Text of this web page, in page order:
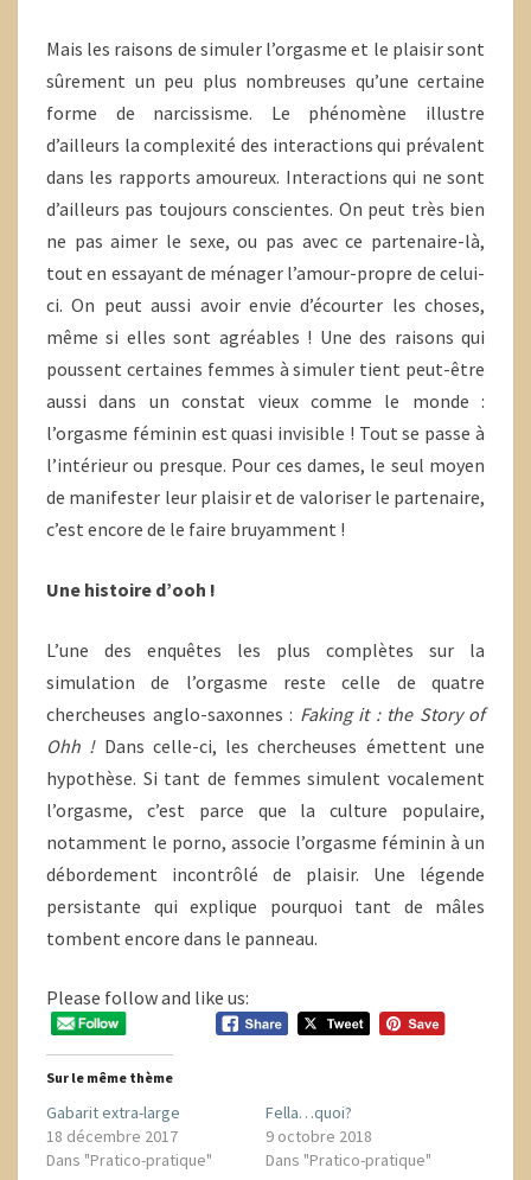
Mais les raisons de simuler l’orgasme et le plaisir sont
sûrement un peu plus nombreuses qu’une certaine
forme de narcissisme. Le phénomène illustre
d’ailleurs la complexité des interactions qui prévalent
dans les rapports amoureux. Interactions qui ne sont
d’ailleurs pas toujours conscientes. On peut très bien
ne pas aimer le sexe, ou pas avec ce partenaire-là,
tout en essayant de ménager l’amour-propre de celui-
ci. On peut aussi avoir envie d’écourter les choses,
même si elles sont agréables ! Une des raisons qui
poussent certaines femmes à simuler tient peut-être
aussi dans un constat vieux comme le monde :
l’orgasme féminin est quasi invisible ! Tout se passe à
l’intérieur ou presque. Pour ces dames, le seul moyen
de manifester leur plaisir et de valoriser le partenaire,
c’est encore de le faire bruyamment !
Une histoire d’ooh !
L’une des enquêtes les plus complètes sur la
simulation de l’orgasme reste celle de quatre
chercheuses anglo-saxonnes : Faking it : the Story of
Ohh !Dans celle-ci, les chercheuses émettent une
hypothèse. Si tant de femmes simulent vocalement
l’orgasme, c’est parce que la culture populaire,
notamment le porno, associe l’orgasme féminin à un
débordement incontrôlé de plaisir. Une légende
persistante qui explique pourquoi tant de mâles
tombent encore dans le panneau.
Please follow and like us:
Sur le même thème
Gabarit extra-large
18 décembre 2017
Dans "Pratico-pratique"
Fella…quoi?
9 octobre 2018
Dans "Pratico-pratique"